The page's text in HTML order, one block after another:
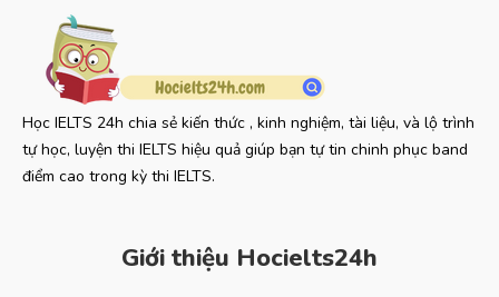
Học IELTS 24h chia sẻ kiến thức , kinh nghiệm, tài liệu, và lộ trình
tự học, luyện thi IELTS hiệu quả giúp bạn tự tin chinh phục band
điểm cao trong kỳ thi IELTS.
Giới thiệu Hocielts24h